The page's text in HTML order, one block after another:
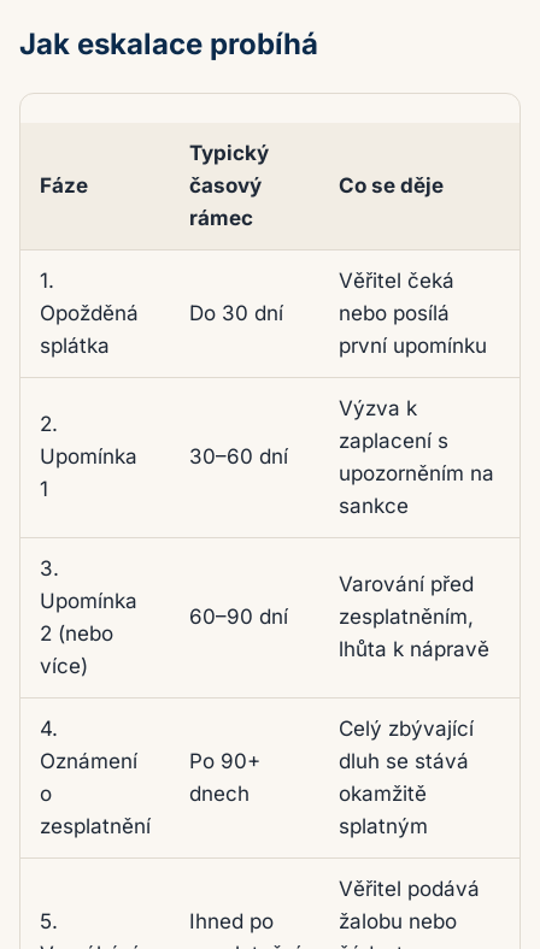
Jak eskalace probíhá
Fáze
Typický
časový
rámec
Co se děje
1.
Opožděná
splátka
Do 30 dní
Věřitel čeká
nebo posílá
první upomínku
2.
Upomínka
1
30–60 dní
Výzva k
zaplacení s
upozorněním na
sankce
3.
Upomínka
2 (nebo
více)
60–90 dní
Varování před
zesplatněním,
lhůta k nápravě
4.
Oznámení
o
zesplatnění
Po 90+
dnech
Celý zbývající
dluh se stává
okamžitě
splatným
5.
Ihned po
Věřitel podává
žalobu nebo